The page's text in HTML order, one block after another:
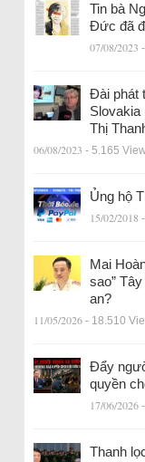
Tin bà
Đức đã
07/08/2023
Đài phát
Slovakia
Thị
06/08/2023 - 5.165
Ủng hộ
15/02/2018
Mai
sao”
an?
11/05/2026 - 18.510
Đẩy
quyền
17/06/2026
Thanh